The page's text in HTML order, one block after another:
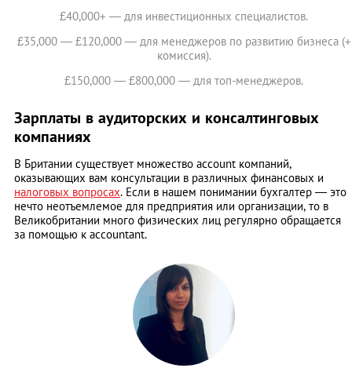
£40,000+ — для инвестиционных специалистов.
£35,000 — £120,000 — для менеджеров по развитию бизнеса (+
комиссия).
£150,000 — £800,000 — для топ-менеджеров.
Зарплаты в аудиторских и консалтинговых
компаниях
В Британии существует множество account компаний,
оказывающих вам консультации в различных финансовых и
налоговых вопросах. Если в нашем понимании бухгалтер — это
нечто неотъемлемое для предприятия или организации, то в
Великобритании много физических лиц регулярно обращается
за помощью к accountant.